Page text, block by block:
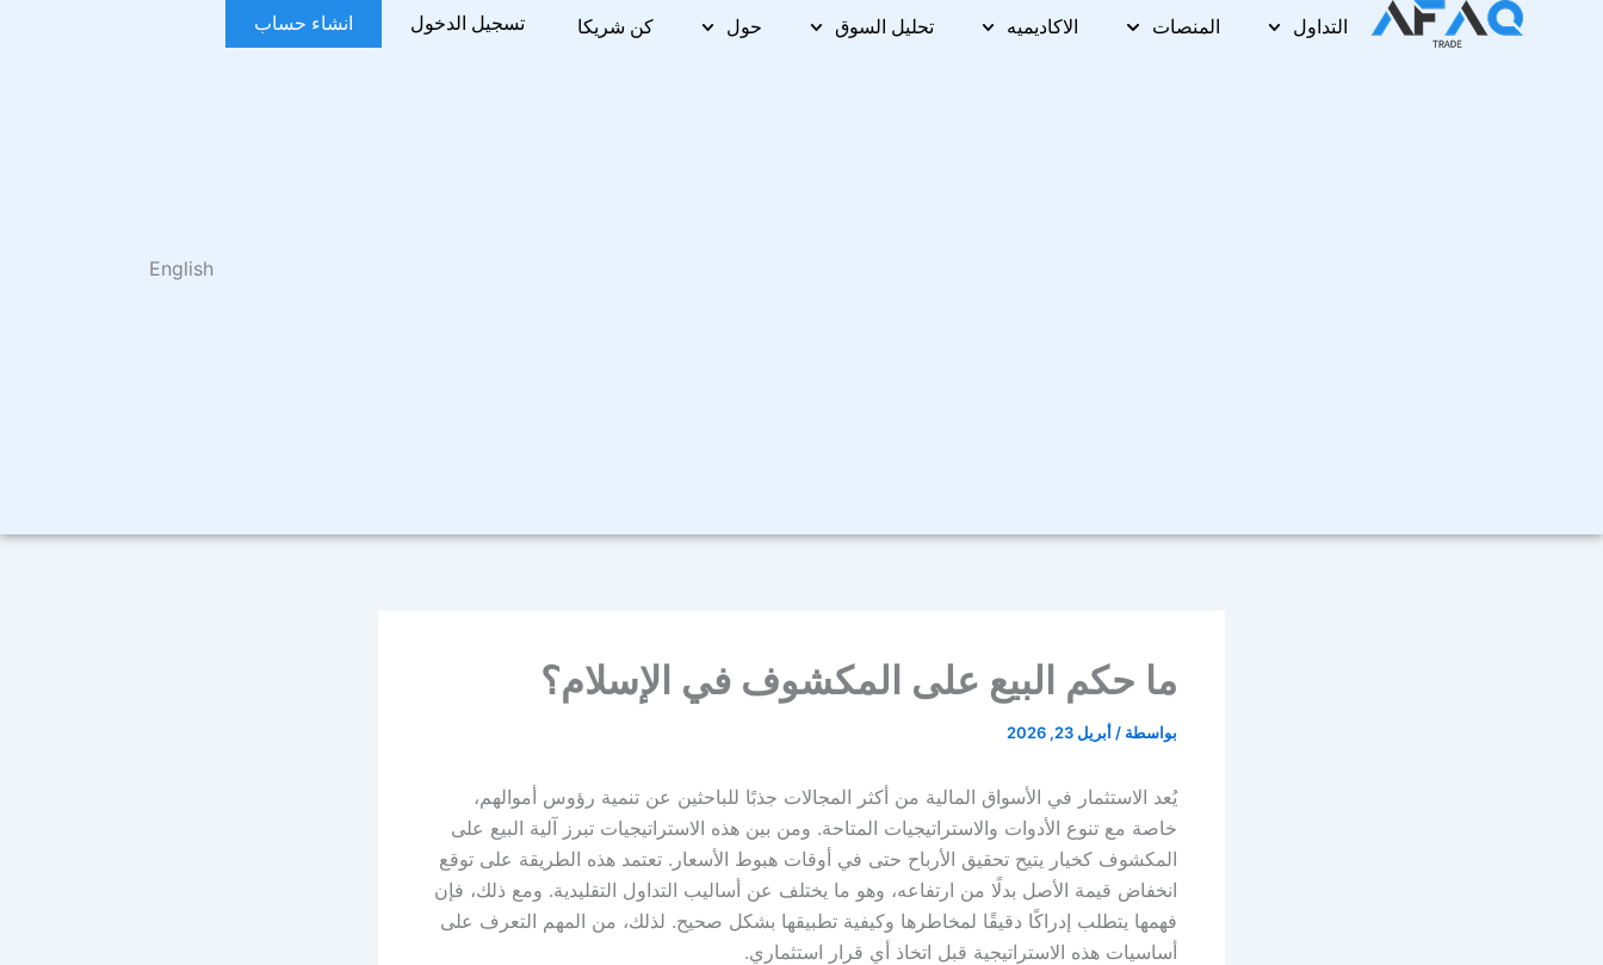
التداول المنصات الاكاديميه تحليل السوق حول كن شريكا تسجيل الدخول انشاء حساب
English
ما حكم البيع على المكشوف في الإسلام؟
بواسطة / أبريل 23, 2026
يُعد الاستثمار في الأسواق المالية من أكثر المجالات جذبًا للباحثين عن تنمية رؤوس أموالهم،
خاصة مع تنوع الأدوات والاستراتيجيات المتاحة. ومن بين هذه الاستراتيجيات تبرز آلية البيع على
المكشوف كخيار يتيح تحقيق الأرباح حتى في أوقات هبوط الأسعار. تعتمد هذه الطريقة على توقع
انخفاض قيمة الأصل بدلًا من ارتفاعه، وهو ما يختلف عن أساليب التداول التقليدية. ومع ذلك، فإن
فهمها يتطلب إدراكًا دقيقًا لمخاطرها وكيفية تطبيقها بشكل صحيح. لذلك، من المهم التعرف على
أساسيات هذه الاستراتيجية قبل اتخاذ أي قرار استثماري.